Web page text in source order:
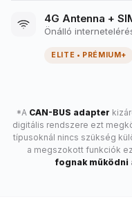
4G Antenna +
Önálló
ELITE • PRÉMIUM+
*A CAN-BUS adapter
digitális rendszere ezt
típusoknál nincs szükség
a megszokott funkciók
fognak működni